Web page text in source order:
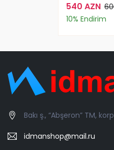
540 AZN
10% Endirim
Bakı ş., “Abşeron” TM,
idmanshop@mail.ru